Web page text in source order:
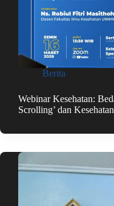
Berita
Webinar Kesehatan:
Scrolling’ dan